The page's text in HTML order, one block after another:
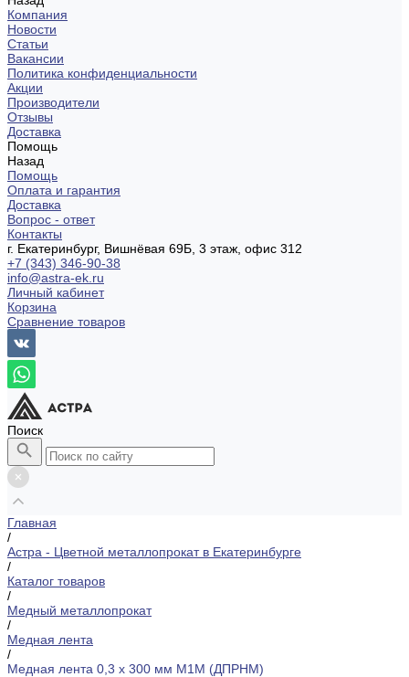
Компания
Новости
Статьи
Вакансии
Политика конфиденциальности
Акции
Производители
Отзывы
Доставка
Помощь
Назад
Помощь
Оплата и гарантия
Доставка
Вопрос - ответ
Контакты
г. Екатеринбург, Вишнёвая 69Б, 3 этаж, офис 312
+7 (343) 346-90-38
info@astra-ek.ru
Личный кабинет
Корзина
Сравнение товаров
Поиск
Главная
/
Астра - Цветной металлопрокат в Екатеринбурге
/
Каталог товаров
/
Медный металлопрокат
/
Медная лента
/
Медная лента 0,3 х 300 мм М1М (ДПРНМ)